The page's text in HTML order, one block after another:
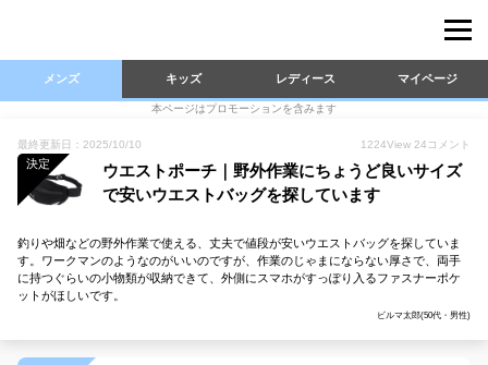
メンズ キッズ レディース マイページ
本ページはプロモーションを含みます
最終更新日：2025/10/10 1224View 24 コメント
決定
ウエストポーチ｜野外作業にちょうど良いサイズ
で安いウエストバッグを探しています
釣りや畑などの野外作業で使える、丈夫で値段が安いウエストバッグを探していま
す。ワークマンのようなのがいいのですが、作業のじゃまにならない厚さで、両手
に持つぐらいの小物類が収納できて、外側にスマホがすっぽり入るファスナーポケ
ットがほしいです。
ビルマ太郎(50代・男性)